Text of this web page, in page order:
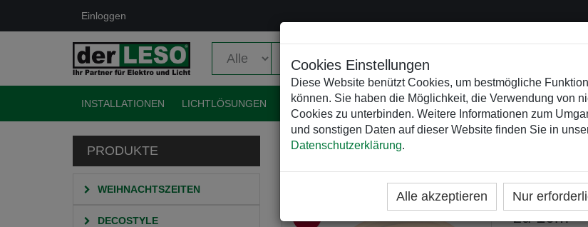
Cookies Einstellungen
Diese Website benützt Cookies, um bestmögliche
können. Sie haben die Möglichkeit, die Verwendung von
Cookies zu unterbinden. Weitere Informationen zum
und sonstigen Daten auf dieser Website finden Sie in
Datenschutzerklärung.
Alle akzeptieren Nur
Einloggen
INSTALLATIONEN LICHTLÖSUNGEN EVENTELEKTRIK KUNSTSTOFFVERTEILER
PRODUKTE
WEIHNACHTSZEITEN
DECOSTYLE
HOME KATEGORIEN
Flex
zu 10m